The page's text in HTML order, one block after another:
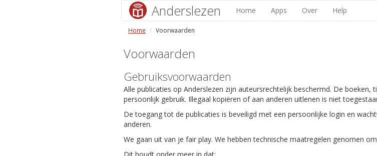
Anderslezen Home Apps Over Help
Home Voorwaarden
Voorwaarden
Gebruiksvoorwaarden
Alle publicaties op Anderslezen zijn auteursrechtelijk beschermd. De
persoonlijk gebruik. Illegaal kopiëren of aan anderen uitlenen is niet
De toegang tot de publicaties is beveiligd met een persoonlijke login en
anderen.
We gaan uit van je fair play. We hebben technische maatregelen genomen